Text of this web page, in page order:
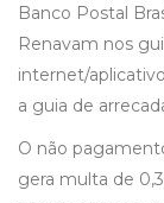
Banco Postal
Renavam nos
internet/
a guia de
O não
gera multa de